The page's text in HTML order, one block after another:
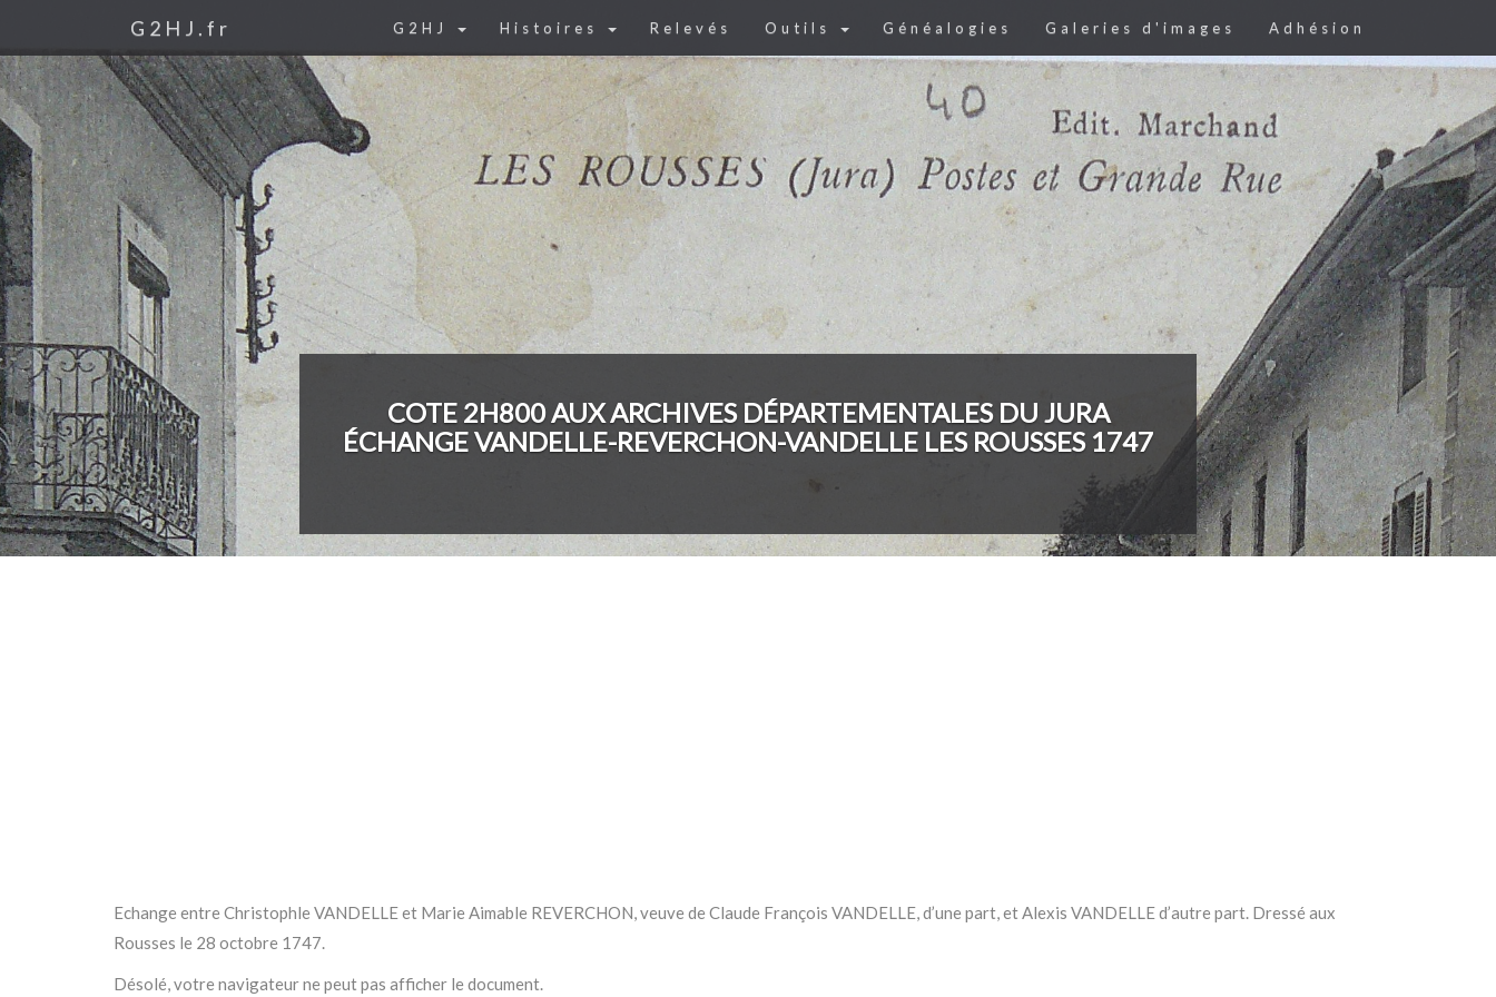
G2HJ.fr G2HJ Histoires Relevés Outils Généalogies Galeries d'images Adhésion
COTE 2H800 AUX ARCHIVES DÉPARTEMENTALES DU JURA
ÉCHANGE VANDELLE-REVERCHON-VANDELLE LES ROUSSES 1747
Echange entre Christophle VANDELLE et Marie Aimable REVERCHON, veuve de Claude François VANDELLE, d’une part, et Alexis VANDELLE d’autre part. Dressé aux
Rousses le 28 octobre 1747.
Désolé, votre navigateur ne peut pas afficher le document.